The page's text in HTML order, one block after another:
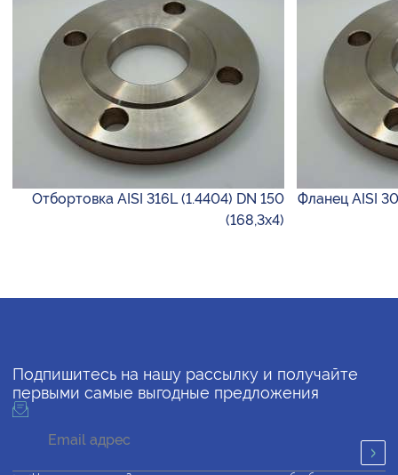
Отбортовка AISI 316L (1.4404) DN 150
(168,3х4)
Фланец AISI
Подпишитесь на нашу рассылку и получайте
первыми самые выгодные предложения